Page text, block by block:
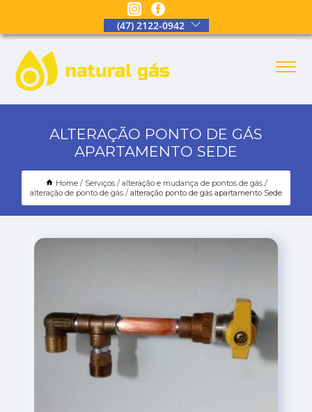
(47) 2122-0942
ALTERAÇÃO PONTO DE GÁS
APARTAMENTO SEDE
Home Serviços
alteração e mudança de pontos de gás
alteração de ponto de gás
alteração ponto de gás apartamento Sede